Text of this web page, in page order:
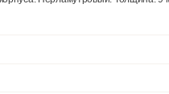
стекло